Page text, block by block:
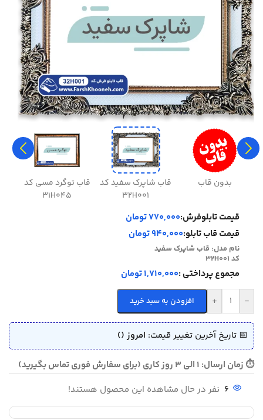
بدون قاب
قاب شاپرک سفید کد
32H001
قاب توگرد مسی کد
31H045
قیمت تابلوفرش:770,000 تومان
قیمت قاب تابلو:940,000 تومان
نام مدل: قاب شاپرک سفید
کد 32H001
مجموع پرداختی :1,710,000 تومان
-
+ افزودن به سبد خرید
📅 تاریخ آخرین تغییر قیمت: امروز ()
⏱ زمان ارسال: 1 الی 3 روز کاری (برای سفارش فوری تماس بگیرید)
6 نفر در حال مشاهده این محصول هستند!